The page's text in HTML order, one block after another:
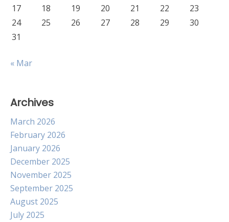
17
18 19 20 21 22
23
24
25 26 27 28 29
30
31
« Mar
Archives
March 2026
February 2026
January 2026
December 2025
November 2025
September 2025
August 2025
July 2025